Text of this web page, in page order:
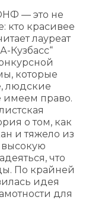
— это не
кто красивее
лауреат
Кузбасс“
которые
людские
имеем право.
о том, как
и тяжело из
высокую
что
По крайней
идея
для